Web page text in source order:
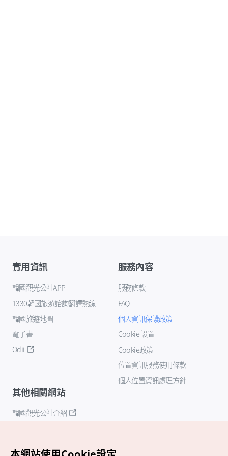
實用資訊
韓國觀光公社APP
1330韓國旅遊諮詢翻譯熱線
韓國旅遊地圖
電子書
Odii
服務內容
服務條款
FAQ
個人資訊保護政策
Cookie 設置
Cookie政策
位置資訊服務使用條款
個人位置資訊處理方針
其他相關網站
韓國觀光公社介紹